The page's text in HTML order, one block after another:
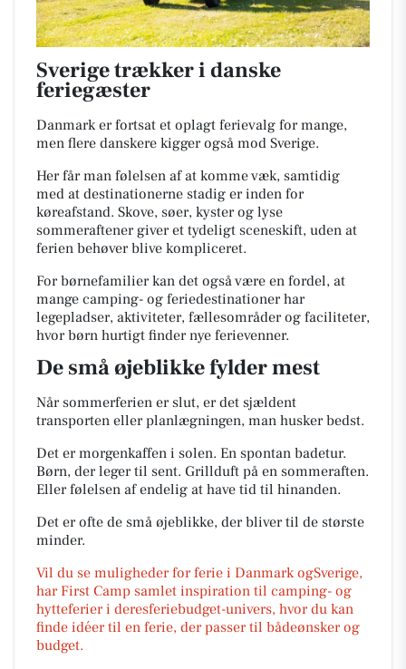
Sverige trækker i danske
feriegæster
Danmark er fortsat et oplagt ferievalg for mange,
men flere danskere kigger også mod Sverige.
Her får man følelsen af at komme væk, samtidig
med at destinationerne stadig er inden for
køreafstand. Skove, søer, kyster og lyse
sommeraftener giver et tydeligt sceneskift, uden at
ferien behøver blive kompliceret.
For børnefamilier kan det også være en fordel, at
mange camping- og feriedestinationer har
legepladser, aktiviteter, fællesområder og faciliteter,
hvor børn hurtigt finder nye ferievenner.
De små øjeblikke fylder mest
Når sommerferien er slut, er det sjældent
transporten eller planlægningen, man husker bedst.
Det er morgenkaffen i solen. En spontan badetur.
Børn, der leger til sent. Grillduft på en sommeraften.
Eller følelsen af endelig at have tid til hinanden.
Det er ofte de små øjeblikke, der bliver til de største
minder.
Vil du se muligheder for ferie i Danmark ogSverige,
har First Camp samlet inspiration til camping- og
hytteferier i deresferiebudget-univers, hvor du kan
finde idéer til en ferie, der passer til bådeønsker og
budget.